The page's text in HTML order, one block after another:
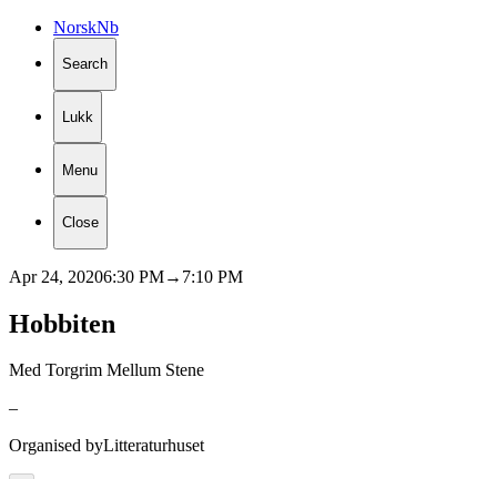
NorskNb
Search
Lukk
Menu
Close
Apr 24, 20206:30 PM→ 7:10 PM
Hobbiten
Med Torgrim Mellum Stene
–
Organised byLitteraturhuset